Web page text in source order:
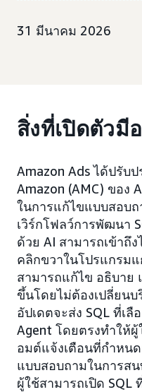
31 มีนาคม 2026
สิ่งที่เปิดตัวมี
Amazon Ads ได้ปรับ
Amazon (AMC) ของ
ในการแก้ไขแบบสอบ
เวิร์กโฟลว์การพัฒนา
ด้วย AI สามารถเข้าถึ
คลิกขวาในโปรแกรม
สามารถแก้ไข อธิบาย
ขึ้นโดยไม่ต้องเปลี่ยน
อัปเดตจะส่ง SQL ที่เ
Agent โดยตรงทำให้
อมต์แจ้งเตือนที่กำหน
แบบสอบถามในการส
ผู้ใช้สามารถเปิด SQL